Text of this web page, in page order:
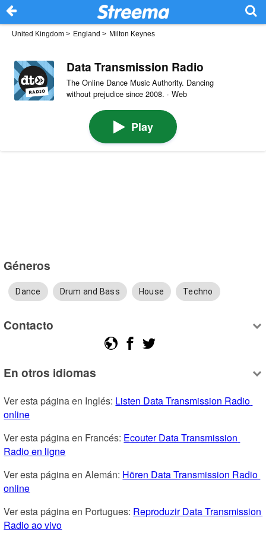
United Kingdom > England > Milton Keynes
Data Transmission Radio
The Online Dance Music Authority. Dancing
without prejudice since 2008. · Web
Play
Géneros
Dance Drum and Bass House Techno
Contacto
En otros idiomas
Ver esta página en Inglés: Listen Data Transmission Radio
online
Ver esta página en Francés: Ecouter Data Transmission
Radio en ligne
Ver esta página en Alemán: Hören Data Transmission Radio
online
Ver esta página en Portugues: Reproduzir Data Transmission
Radio ao vivo